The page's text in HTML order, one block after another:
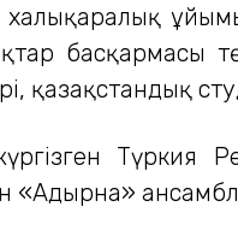
халықаралық
басқармасы
қазақстандық
Түркия
«Адырна»